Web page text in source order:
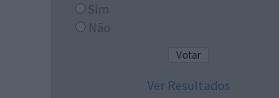
Sim
Não
Ver Resultados